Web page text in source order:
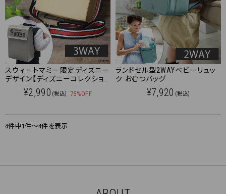
スウィートマミー限定ディズニー
デザイン【ディズニーコレクショ
ン】 おむつポーチ＜ミッキー＞
3WAYポーチ
¥2,990 (税込) 75%OFF
ランドセル型2WAYベビーリュッ
ク おむつバッグ
¥7,920 (税込)
4件中1件～4件を表示